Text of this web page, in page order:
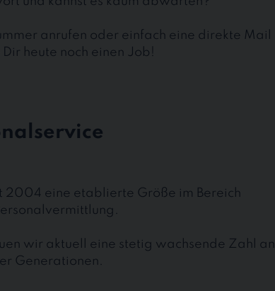
anrufen oder einfach eine direkte Mail
heute noch einen Job!
2004 eine etablierte Größe im Bereich
wir aktuell eine stetig wachsende Zahl an
Generationen.